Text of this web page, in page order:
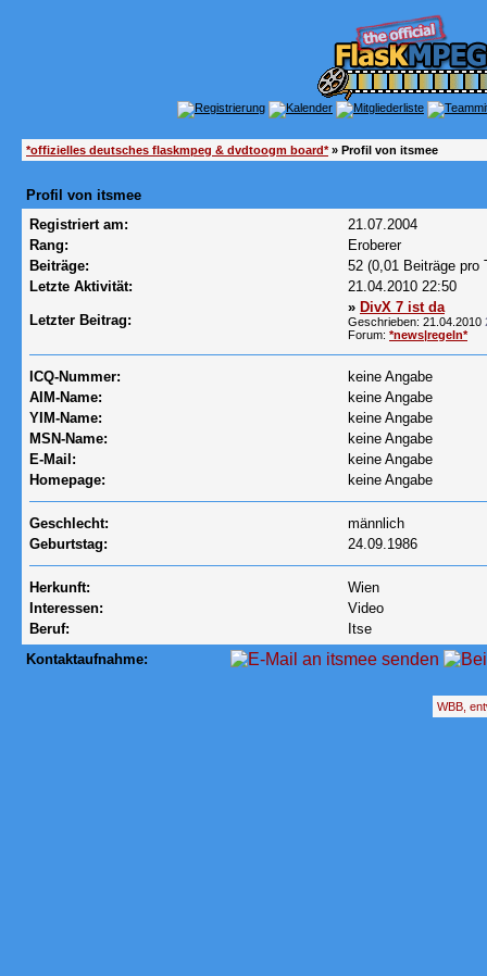
*offizielles deutsches flaskmpeg & dvdtoogm board*» Profil von itsmee
Profil von itsmee
Registriert am:
21.07.2004
Rang:
Eroberer
Beiträge:
52 (0,01 Beiträge pro
Letzte Aktivität:
21.04.2010 22:50
Letzter Beitrag:
» DivX 7 ist da
Geschrieben: 21.04.2010
Forum: *news|regeln*
ICQ-Nummer:
keine Angabe
AIM-Name:
keine Angabe
YIM-Name:
keine Angabe
MSN-Name:
keine Angabe
E-Mail:
keine Angabe
Homepage:
keine Angabe
Geschlecht:
männlich
Geburtstag:
24.09.1986
Herkunft:
Wien
Interessen:
Video
Beruf:
Itse
Kontaktaufnahme:
WBB,